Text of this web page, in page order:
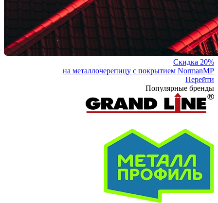
Скидка 20%
на металлочерепицу с покрытием NormanMP
Перейти
Популярные бренды